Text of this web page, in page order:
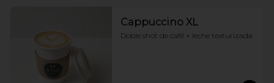
Cappuccino XL
Doble shot de café + leche texturizada